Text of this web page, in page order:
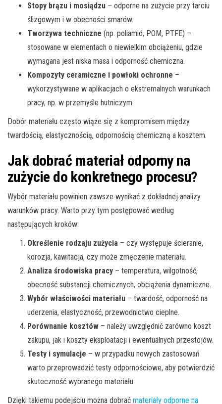
Stopy brązu i mosiądzu – odporne na zużycie przy tarciu
ślizgowym i w obecności smarów.
Tworzywa techniczne (np. poliamid, POM, PTFE) –
stosowane w elementach o niewielkim obciążeniu, gdzie
wymagana jest niska masa i odporność chemiczna.
Kompozyty ceramiczne i powłoki ochronne –
wykorzystywane w aplikacjach o ekstremalnych warunkach
pracy, np. w przemyśle hutniczym.
Dobór materiału często wiąże się z kompromisem między
twardością, elastycznością, odpornością chemiczną a kosztem.
Jak dobrać materiał odporny na
zużycie do konkretnego procesu?
Wybór materiału powinien zawsze wynikać z dokładnej analizy
warunków pracy. Warto przy tym postępować według
następujących kroków:
Określenie rodzaju zużycia – czy występuje ścieranie,
korozja, kawitacja, czy może zmęczenie materiału.
Analiza środowiska pracy – temperatura, wilgotność,
obecność substancji chemicznych, obciążenia dynamiczne.
Wybór właściwości materiału – twardość, odporność na
uderzenia, elastyczność, przewodnictwo cieplne.
Porównanie kosztów – należy uwzględnić zarówno koszt
zakupu, jak i koszty eksploatacji i ewentualnych przestojów.
Testy i symulacje – w przypadku nowych zastosowań
warto przeprowadzić testy odpornościowe, aby potwierdzić
skuteczność wybranego materiału.
Dzięki takiemu podejściu można dobrać materiały odporne na